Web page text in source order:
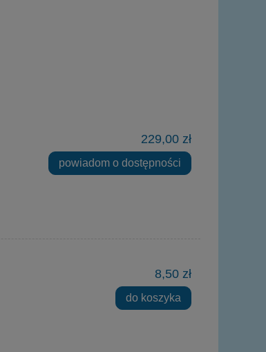
229,00 zł
powiadom o dostępności
8,50 zł
do koszyka